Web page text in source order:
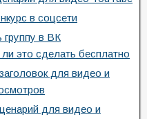
в соцсети
группу в ВК
это сделать бесплатно
для видео и
для видео и